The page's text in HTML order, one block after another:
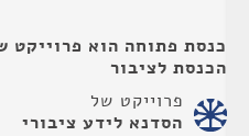
כנסת פתוחה הוא
הכנסת לציבור
פרוייקט של
הסדנא לידע ציבורי